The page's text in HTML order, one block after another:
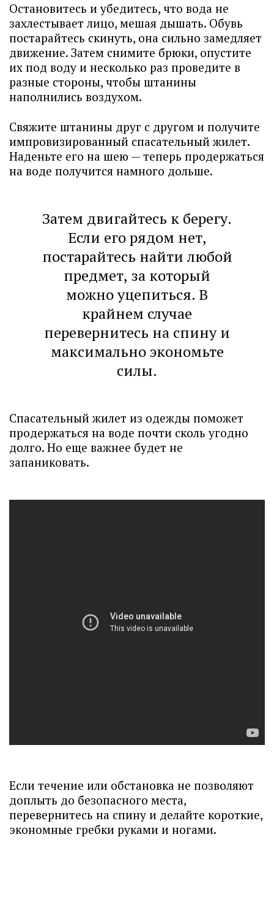
Остановитесь и убедитесь, что вода не
захлестывает лицо, мешая дышать. Обувь
постарайтесь скинуть, она сильно замедляет
движение. Затем снимите брюки, опустите
их под воду и несколько раз проведите в
разные стороны, чтобы штанины
наполнились воздухом.
Свяжите штанины друг с другом и получите
импровизированный спасательный жилет.
Наденьте его на шею — теперь продержаться
на воде получится намного дольше.
Затем двигайтесь к берегу.
Если его рядом нет,
постарайтесь найти любой
предмет, за который
можно уцепиться. В
крайнем случае
перевернитесь на спину и
максимально экономьте
силы.
Спасательный жилет из одежды поможет
продержаться на воде почти сколь угодно
долго. Но еще важнее будет не
запаниковать.
Если течение или обстановка не позволяют
доплыть до безопасного места,
перевернитесь на спину и делайте короткие,
экономные гребки руками и ногами.